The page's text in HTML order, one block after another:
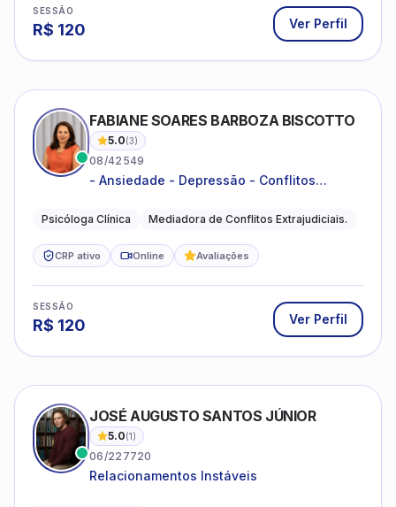
SESSÃO
R$ 120 Ver Perfil
FABIANE SOARES BARBOZA BISCOTTO
5.0(3)
08/42549
- Ansiedade - Depressão - Conflitos
relacionamentos - Autoestima -
Psicóloga Clínica Mediadora de Conflitos Extrajudiciais.
CRP ativo Online Avaliações
SESSÃO
R$ 120 Ver Perfil
JOSÉ AUGUSTO SANTOS JÚNIOR
5.0(1)
06/227720
Relacionamentos Instáveis